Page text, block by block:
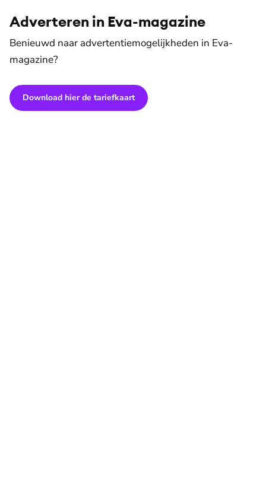
Adverteren in Eva-magazine
Benieuwd naar advertentiemogelijkheden in Eva-
magazine?
Download hier de tariefkaart